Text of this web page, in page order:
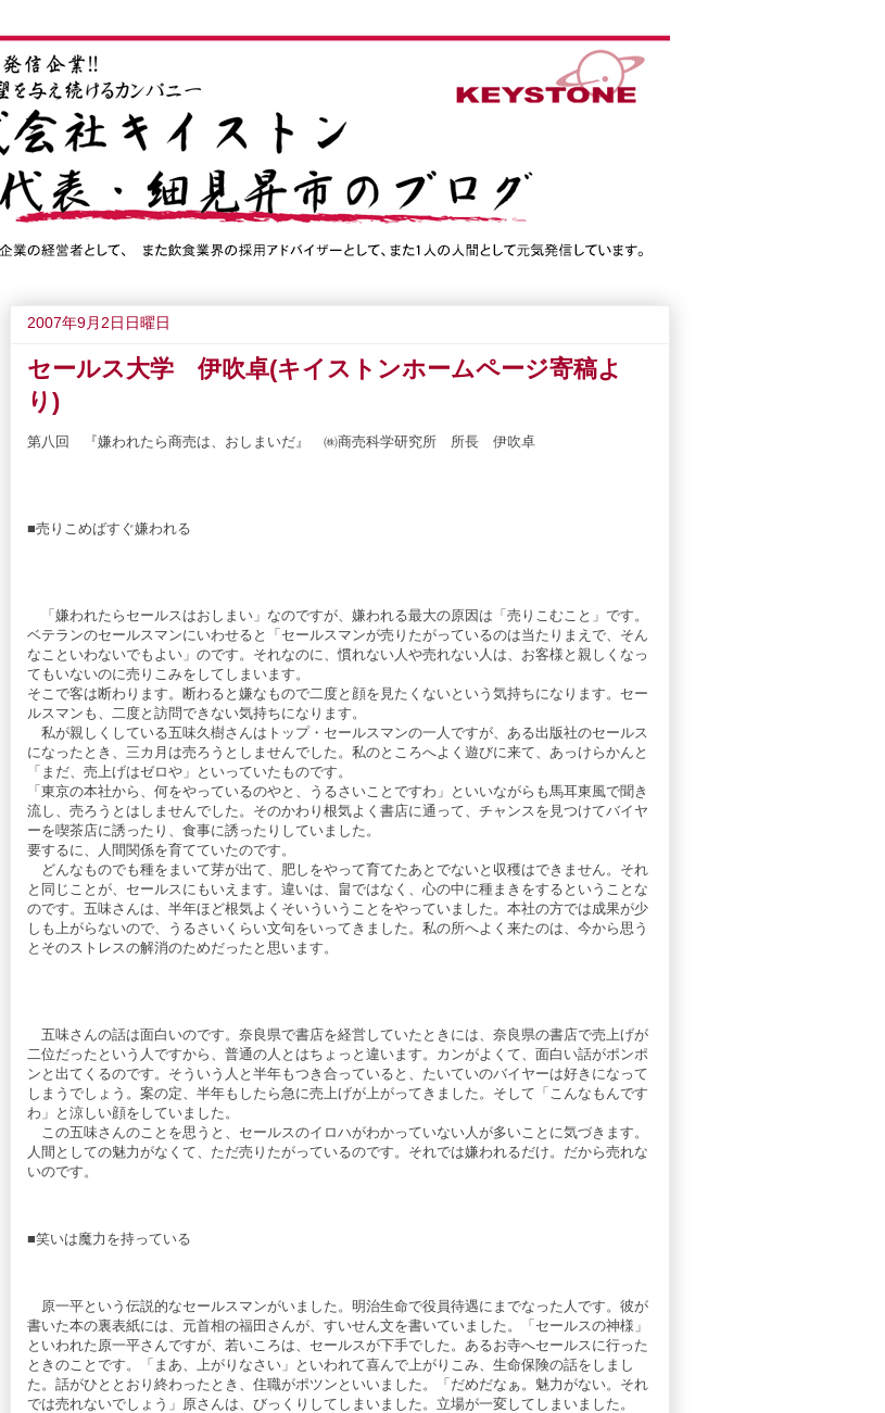
2007年9月2日日曜日
セールス大学 伊吹卓(キイストンホームページ寄稿よ
り)
第八回 『嫌われたら商売は、おしまいだ』 ㈱商売科学研究所 所長 伊吹卓
■売りこめばすぐ嫌われる
「嫌われたらセールスはおしまい」なのですが、嫌われる最大の原因は「売りこむこと」です。
ベテランのセールスマンにいわせると「セールスマンが売りたがっているのは当たりまえで、そん
なこといわないでもよい」のです。それなのに、慣れない人や売れない人は、お客様と親しくなっ
てもいないのに売りこみをしてしまいます。
そこで客は断わります。断わると嫌なもので二度と顔を見たくないという気持ちになります。セー
ルスマンも、二度と訪問できない気持ちになります。
私が親しくしている五味久樹さんはトップ・セールスマンの一人ですが、ある出版社のセールス
になったとき、三カ月は売ろうとしませんでした。私のところへよく遊びに来て、あっけらかんと
「まだ、売上げはゼロや」といっていたものです。
「東京の本社から、何をやっているのやと、うるさいことですわ」といいながらも馬耳東風で聞き
流し、売ろうとはしませんでした。そのかわり根気よく書店に通って、チャンスを見つけてバイヤ
ーを喫茶店に誘ったり、食事に誘ったりしていました。
要するに、人間関係を育てていたのです。
どんなものでも種をまいて芽が出て、肥しをやって育てたあとでないと収穫はできません。それ
と同じことが、セールスにもいえます。違いは、畠ではなく、心の中に種まきをするということな
のです。五味さんは、半年ほど根気よくそいういうことをやっていました。本社の方では成果が少
しも上がらないので、うるさいくらい文句をいってきました。私の所へよく来たのは、今から思う
とそのストレスの解消のためだったと思います。
五味さんの話は面白いのです。奈良県で書店を経営していたときには、奈良県の書店で売上げが
二位だったという人ですから、普通の人とはちょっと違います。カンがよくて、面白い話がポンポ
ンと出てくるのです。そういう人と半年もつき合っていると、たいていのバイヤーは好きになって
しまうでしょう。案の定、半年もしたら急に売上げが上がってきました。そして「こんなもんです
わ」と涼しい顔をしていました。
この五味さんのことを思うと、セールスのイロハがわかっていない人が多いことに気づきます。
人間としての魅力がなくて、ただ売りたがっているのです。それでは嫌われるだけ。だから売れな
いのです。
■笑いは魔力を持っている
原一平という伝説的なセールスマンがいました。明治生命で役員待遇にまでなった人です。彼が
書いた本の裏表紙には、元首相の福田さんが、すいせん文を書いていました。「セールスの神様」
といわれた原一平さんですが、若いころは、セールスが下手でした。あるお寺へセールスに行った
ときのことです。「まあ、上がりなさい」といわれて喜んで上がりこみ、生命保険の話をしまし
た。話がひととおり終わったとき、住職がポツンといいました。「だめだなぁ。魅力がない。それ
では売れないでしょう」原さんは、びっくりしてしまいました。立場が一変してしまいました。